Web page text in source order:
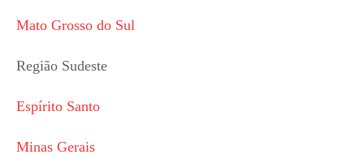
Mato Grosso do Sul
Região Sudeste
Espírito Santo
Minas Gerais